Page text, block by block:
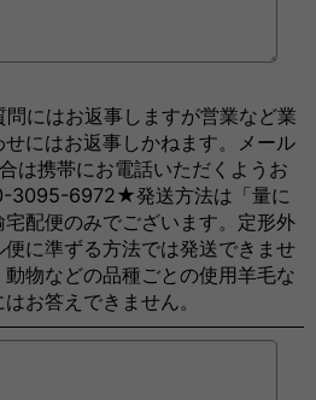
にはお返事しますが営業など業
にはお返事しかねます。メール
は携帯にお電話いただくようお
3095-6972★発送方法は「量に
配便のみでございます。定形外
に準ずる方法では発送できませ
物などの品種ごとの使用羊毛な
お答えできません。